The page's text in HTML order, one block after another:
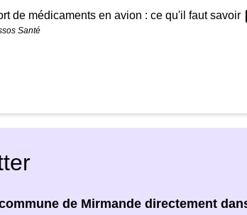
de médicaments en avion : ce qu'il faut savoir
Santé
de Mirmande directement